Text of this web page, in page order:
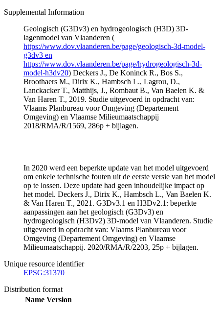
Supplemental Information
Geologisch (G3Dv3) en hydrogeologisch (H3D) 3D-
lagenmodel van Vlaanderen (
https://www.dov.vlaanderen.be/page/geologisch-3d-model-
g3dv3 en
https://www.dov.vlaanderen.be/page/hydrogeologisch-3d-
model-h3dv20) Deckers J., De Koninck R., Bos S.,
Broothaers M., Dirix K., Hambsch L., Lagrou, D.,
Lanckacker T., Matthijs, J., Rombaut B., Van Baelen K. &
Van Haren T., 2019. Studie uitgevoerd in opdracht van:
Vlaams Planbureau voor Omgeving (Departement
Omgeving) en Vlaamse Milieumaatschappij
2018/RMA/R/1569, 286p + bijlagen.
In 2020 werd een beperkte update van het model uitgevoerd
om enkele technische fouten uit de eerste versie van het model
op te lossen. Deze update had geen inhoudelijke impact op
het model. Deckers J., Dirix K., Hambsch L., Van Baelen K.
& Van Haren T., 2021. G3Dv3.1 en H3Dv2.1: beperkte
aanpassingen aan het geologisch (G3Dv3) en
hydrogeologisch (H3Dv2) 3D-model van Vlaanderen. Studie
uitgevoerd in opdracht van: Vlaams Planbureau voor
Omgeving (Departement Omgeving) en Vlaamse
Milieumaatschappij. 2020/RMA/R/2203, 25p + bijlagen.
Unique resource identifier
EPSG:31370
Distribution format
Name Version